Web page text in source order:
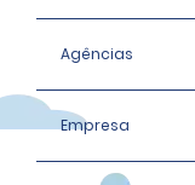
Agências
Empresa